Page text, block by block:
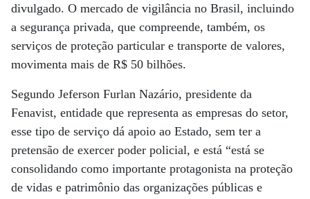
divulgado. O mercado de vigilância no Brasil, incluindo
a segurança privada, que compreende, também, os
serviços de proteção particular e transporte de valores,
movimenta mais de R$ 50 bilhões.
Segundo Jeferson Furlan Nazário, presidente da
Fenavist, entidade que representa as empresas do setor,
esse tipo de serviço dá apoio ao Estado, sem ter a
pretensão de exercer poder policial, e está “está se
consolidando como importante protagonista na proteção
de vidas e patrimônio das organizações públicas e